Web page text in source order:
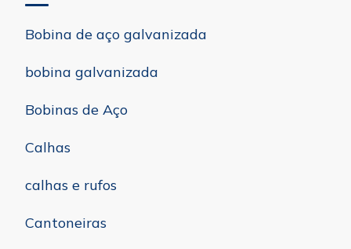
Bobina de aço galvanizada
bobina galvanizada
Bobinas de Aço
Calhas
calhas e rufos
Cantoneiras